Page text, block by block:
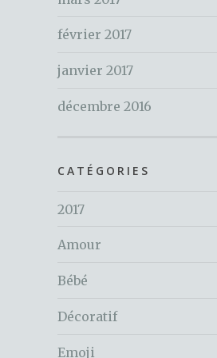
février 2017
janvier 2017
décembre 2016
CATÉGORIES
2017
Amour
Bébé
Décoratif
Emoji